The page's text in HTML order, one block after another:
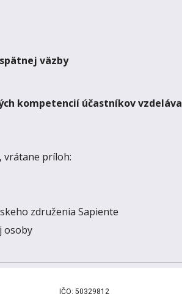
väzby
kompetencií účastníkov
vrátane príloh:
združenia Sapiente
osoby
IČO: 50329812